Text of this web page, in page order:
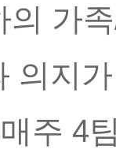
의 가
의지
주 4